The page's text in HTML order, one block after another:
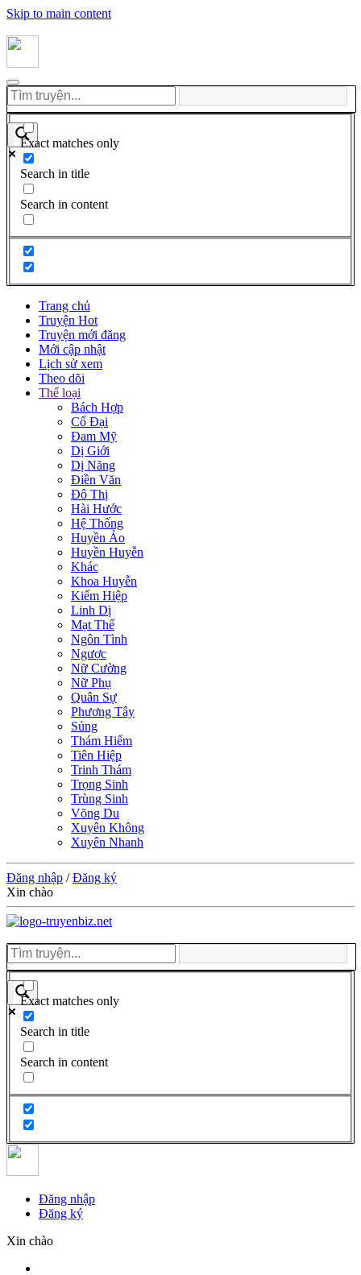
Skip to main content
Exact matches only
Search in title
Search in content
Trang chủ
Truyện Hot
Truyện mới đăng
Mới cập nhật
Lịch sử xem
Theo dõi
Thể loại
Bách Hợp
Cổ Đại
Đam Mỹ
Dị Giới
Dị Năng
Điền Văn
Đô Thị
Hài Hước
Hệ Thống
Huyền Ảo
Huyền Huyễn
Khác
Khoa Huyễn
Kiếm Hiệp
Linh Dị
Mạt Thế
Ngôn Tình
Ngược
Nữ Cường
Nữ Phụ
Quân Sự
Phương Tây
Sủng
Thám Hiểm
Tiên Hiệp
Trinh Thám
Trọng Sinh
Trùng Sinh
Võng Du
Xuyên Không
Xuyên Nhanh
Đăng nhập /Đăng ký
Xin chào
Exact matches only
Search in title
Search in content
Đăng nhập
Đăng ký
Xin chào